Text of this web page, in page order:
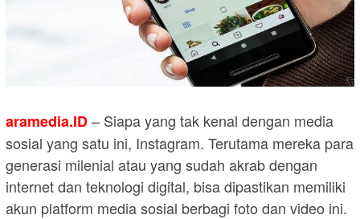
aramedia.ID– Siapa yang tak kenal dengan media
sosial yang satu ini, Instagram. Terutama mereka para
generasi milenial atau yang sudah akrab dengan
internet dan teknologi digital, bisa dipastikan memiliki
akun platform media sosial berbagi foto dan video ini.